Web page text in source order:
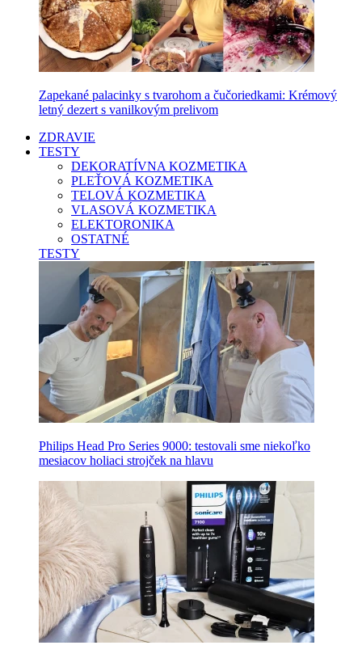
Zapekané palacinky s tvarohom a čučoriedkami: Krémový
letný dezert s vanilkovým prelivom
ZDRAVIE
TESTY
DEKORATÍVNA KOZMETIKA
PLEŤOVÁ KOZMETIKA
TELOVÁ KOZMETIKA
VLASOVÁ KOZMETIKA
ELEKTORONIKA
OSTATNÉ
TESTY
Philips Head Pro Series 9000: testovali sme niekoľko
mesiacov holiaci strojček na hlavu